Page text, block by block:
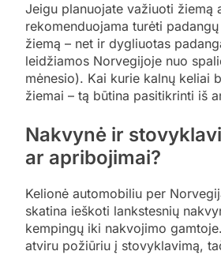
Jeigu planuojate važiuoti žiemą
rekomenduojama turėti
žiemą – net ir dygliuotas
leidžiamos Norvegijoje nuo
mėnesio). Kai kurie kalnų keliai
žiemai – tą būtina pasitikrinti iš
Nakvynė ir
ar apribojimai?
Kelionė automobiliu per
skatina ieškoti lankstesnių
kempingų iki nakvojimo
atviru požiūriu į stovyklavimą,